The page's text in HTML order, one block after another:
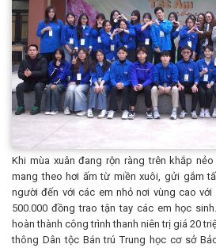
Khi mùa xuân đang rộn ràng trên khắp
mang theo hơi ấm từ miền xuôi, gửi gắm
người đến với các em nhỏ nơi vùng cao
500.000 đồng trao tận tay các em học
hoàn thành công trình thanh niên trị giá 20
thông Dân tộc Bán trú Trung học cơ sở